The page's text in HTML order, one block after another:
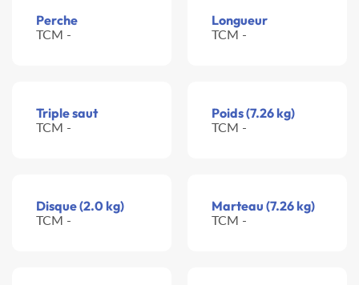
Perche
TCM -
Longueur
TCM -
Triple saut
TCM -
Poids (7.26 kg)
TCM -
Disque (2.0 kg)
TCM -
Marteau (7.26 kg)
TCM -